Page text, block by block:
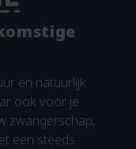
en natuurlijk
ook voor je
zwangerschap,
een steeds